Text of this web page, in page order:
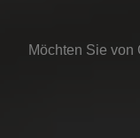
Möchten Sie von